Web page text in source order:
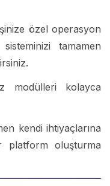
özel operasyon
tamamen
modülleri kolayca
kendi ihtiyaçlarına
oluşturma